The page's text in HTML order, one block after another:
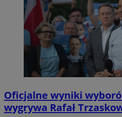
Oficjalne wyniki
wygrywa Rafał